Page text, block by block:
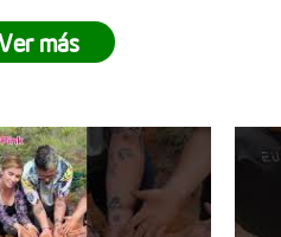
todos.
y haciendo crecer
más